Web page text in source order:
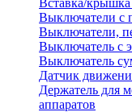
Выключатели с
Выключатели,
Выключатель с
Выключатель
Датчик
Держатель для
аппаратов